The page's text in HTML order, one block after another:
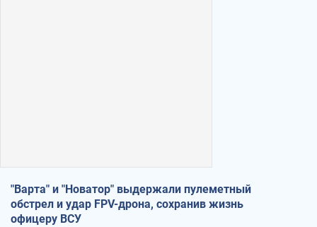
"Варта" и "Новатор" выдержали пулеметный
обстрел и удар FPV-дрона, сохранив жизнь
офицеру ВСУ